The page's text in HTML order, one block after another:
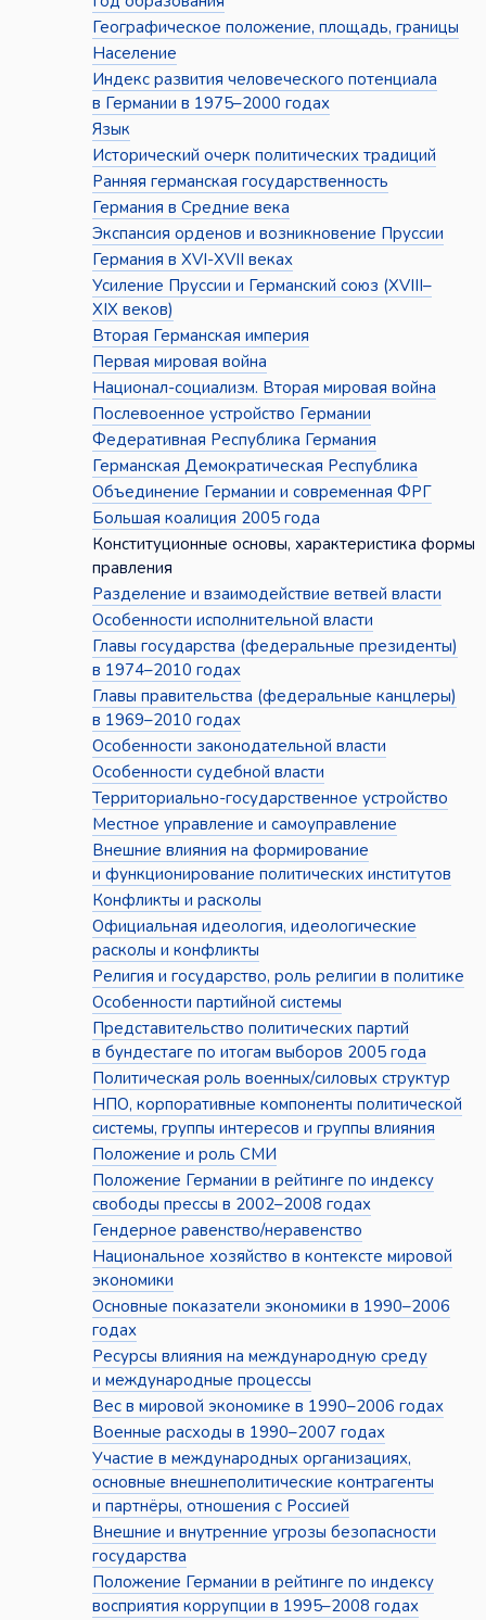
Географическое положение, площадь, границы
Население
Индекс развития человеческого потенциала
в Германии в 1975–2000 годах
Язык
Исторический очерк политических традиций
Ранняя германская государственность
Германия в Средние века
Экспансия орденов и возникновение Пруссии
Германия в XVI-XVII веках
Усиление Пруссии и Германский союз (XVIII–
XIX веков)
Вторая Германская империя
Первая мировая война
Национал-социализм. Вторая мировая война
Послевоенное устройство Германии
Федеративная Республика Германия
Германская Демократическая Республика
Объединение Германии и современная ФРГ
Большая коалиция 2005 года
Конституционные основы, характеристика формы
правления
Разделение и взаимодействие ветвей власти
Особенности исполнительной власти
Главы государства (федеральные президенты)
в 1974–2010 годах
Главы правительства (федеральные канцлеры)
в 1969–2010 годах
Особенности законодательной власти
Особенности судебной власти
Территориально-государственное устройство
Местное управление и самоуправление
Внешние влияния на формирование
и функционирование политических институтов
Конфликты и расколы
Официальная идеология, идеологические
расколы и конфликты
Религия и государство, роль религии в политике
Особенности партийной системы
Представительство политических партий
в бундестаге по итогам выборов 2005 года
Политическая роль военных/силовых структур
НПО, корпоративные компоненты политической
системы, группы интересов и группы влияния
Положение и роль СМИ
Положение Германии в рейтинге по индексу
свободы прессы в 2002–2008 годах
Гендерное равенство/неравенство
Национальное хозяйство в контексте мировой
экономики
Основные показатели экономики в 1990–2006
годах
Ресурсы влияния на международную среду
и международные процессы
Вес в мировой экономике в 1990–2006 годах
Военные расходы в 1990–2007 годах
Участие в международных организациях,
основные внешнеполитические контрагенты
и партнёры, отношения с Россией
Внешние и внутренние угрозы безопасности
государства
Положение Германии в рейтинге по индексу
восприятия коррупции в 1995–2008 годах